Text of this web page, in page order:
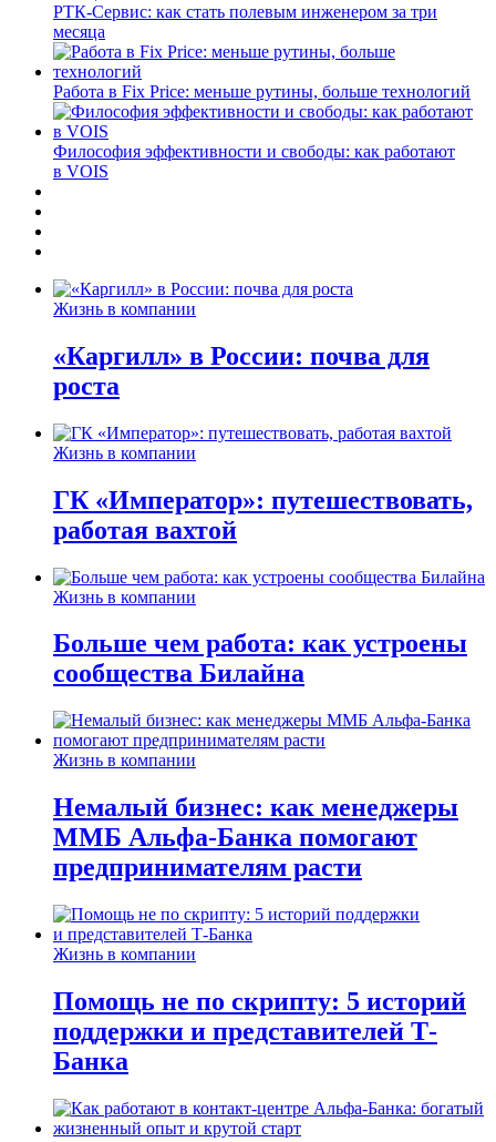
РТК-Сервис: как стать полевым инженером за три
месяца
Работа в Fix Price: меньше рутины, больше технологий
Философия эффективности и свободы: как работают
в VOIS
Жизнь в компании
«Каргилл» в России: почва для
роста
Жизнь в компании
ГК «Император»: путешествовать,
работая вахтой
Жизнь в компании
Больше чем работа: как устроены
сообщества Билайна
Жизнь в компании
Немалый бизнес: как менеджеры
ММБ Альфа-Банка помогают
предпринимателям расти
Жизнь в компании
Помощь не по скрипту: 5 историй
поддержки и представителей Т-
Банка